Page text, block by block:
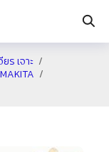
ร เจาะ